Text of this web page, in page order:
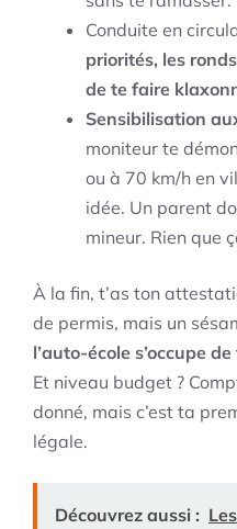
Conduite en
priorités, les
de te faire
Sensibilisation
moniteur te
ou à 70 km/h en
idée. Un parent
mineur. Rien que
À la fin, t’as ton
de permis, mais un
l’auto-école s’occupe
Et niveau budget ?
donné, mais c’est ta
légale.
Découvrez aussi :